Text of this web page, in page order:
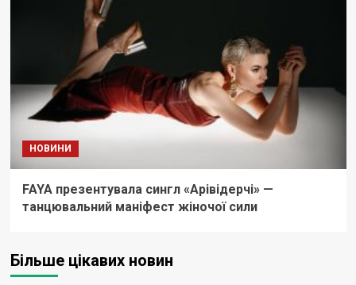
НОВИНИ
FAYA презентувала сингл «Арівідерчі» —
танцювальний маніфест жіночої сили
Більше цікавих новин